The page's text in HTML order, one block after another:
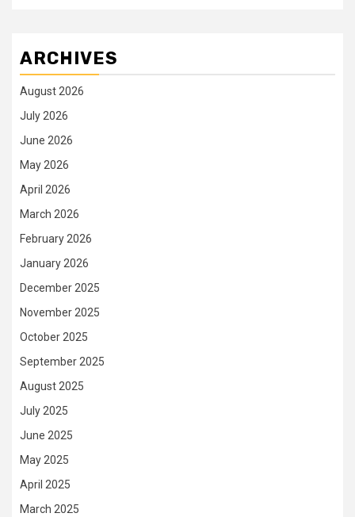
ARCHIVES
August 2026
July 2026
June 2026
May 2026
April 2026
March 2026
February 2026
January 2026
December 2025
November 2025
October 2025
September 2025
August 2025
July 2025
June 2025
May 2025
April 2025
March 2025